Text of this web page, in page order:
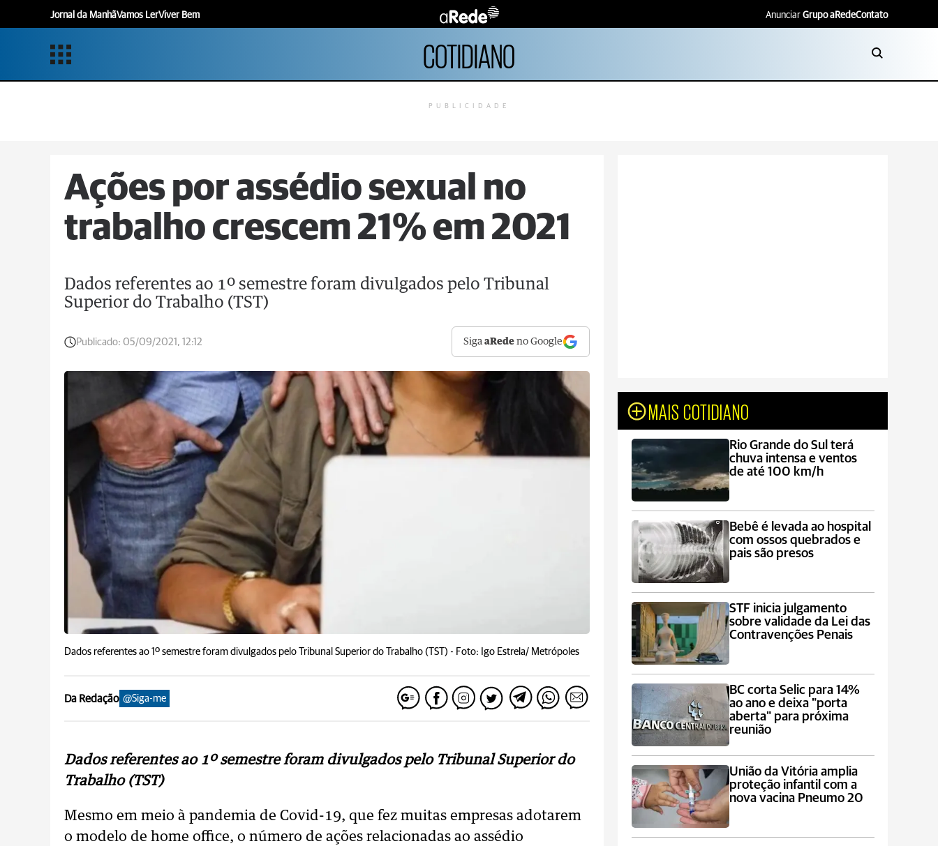
Jornal da ManhãVamos LerViver Bem Anunciar Grupo aRedeContato
COTIDIANO
PUBLICIDADE
Ações por assédio sexual no
trabalho crescem 21% em 2021
Dados referentes ao 1º semestre foram divulgados pelo Tribunal
Superior do Trabalho (TST)
Publicado: 05/09/2021, 12:12 SigaaRede no Google
Dados referentes ao 1º semestre foram divulgados pelo Tribunal Superior do Trabalho (TST) - Foto: Igo Estrela/ Metrópoles
Da Redação @Siga-me
Dados referentes ao 1º semestre foram divulgados pelo Tribunal Superior do
Trabalho (TST)
Mesmo em meio à pandemia de Covid-19, que fez muitas empresas adotarem
o modelo de home office, o número de ações relacionadas ao assédio
MAIS COTIDIANO
Rio Grande do Sul terá
chuva intensa e ventos
de até 100 km/h
Bebê é levada ao hospital
com ossos quebrados e
pais são presos
STF inicia julgamento
sobre validade da Lei das
Contravenções Penais
BC corta Selic para 14%
ao ano e deixa "porta
aberta" para próxima
reunião
União da Vitória amplia
proteção infantil com a
nova vacina Pneumo 20